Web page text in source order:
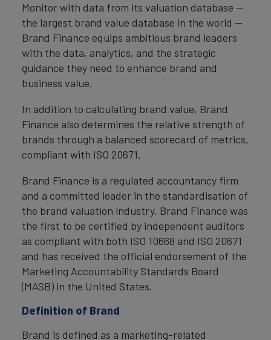
Monitor with data from its valuation database —
the largest brand value database in the world —
Brand Finance equips ambitious brand leaders
with the data, analytics, and the strategic
guidance they need to enhance brand and
business value.
In addition to calculating brand value, Brand
Finance also determines the relative strength of
brands through a balanced scorecard of metrics,
compliant with ISO 20671.
Brand Finance is a regulated accountancy firm
and a committed leader in the standardisation of
the brand valuation industry. Brand Finance was
the first to be certified by independent auditors
as compliant with both ISO 10668 and ISO 20671
and has received the official endorsement of the
Marketing Accountability Standards Board
(MASB) in the United States.
Definition of Brand
Brand is defined as a marketing-related